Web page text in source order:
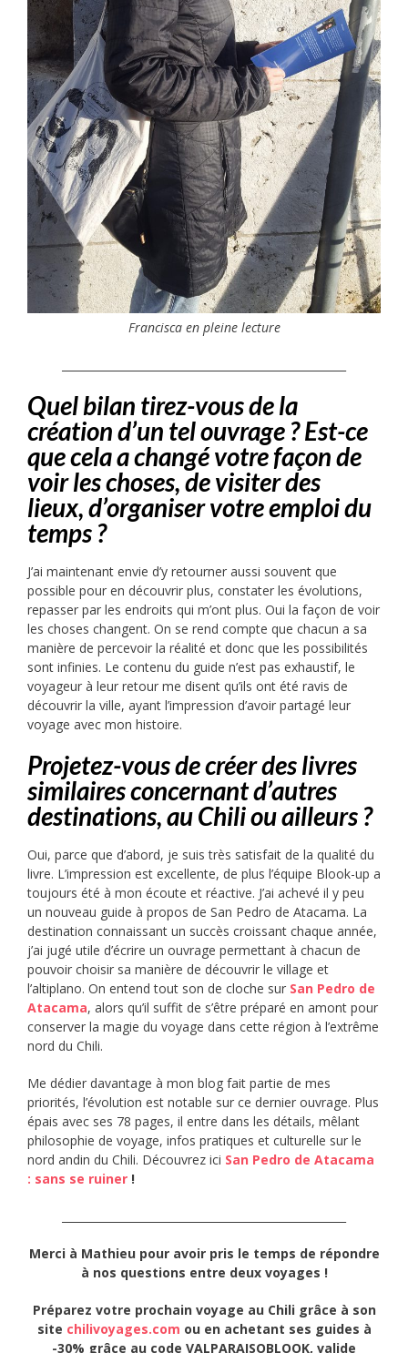
Francisca en pleine lecture
Quel bilan tirez-vous de la
création d’un tel ouvrage ? Est-ce
que cela a changé votre façon de
voir les choses, de visiter des
lieux, d’organiser votre emploi du
temps ?
J’ai maintenant envie d’y retourner aussi souvent que
possible pour en découvrir plus, constater les évolutions,
repasser par les endroits qui m’ont plus. Oui la façon de voir
les choses changent. On se rend compte que chacun a sa
manière de percevoir la réalité et donc que les possibilités
sont infinies. Le contenu du guide n’est pas exhaustif, le
voyageur à leur retour me disent qu’ils ont été ravis de
découvrir la ville, ayant l’impression d’avoir partagé leur
voyage avec mon histoire.
Projetez-vous de créer des livres
similaires concernant d’autres
destinations, au Chili ou ailleurs ?
Oui, parce que d’abord, je suis très satisfait de la qualité du
livre. L’impression est excellente, de plus l’équipe Blook-up a
toujours été à mon écoute et réactive. J’ai achevé il y peu
un nouveau guide à propos de San Pedro de Atacama. La
destination connaissant un succès croissant chaque année,
j’ai jugé utile d’écrire un ouvrage permettant à chacun de
pouvoir choisir sa manière de découvrir le village et
l’altiplano. On entend tout son de cloche sur San Pedro de
Atacama, alors qu’il suffit de s’être préparé en amont pour
conserver la magie du voyage dans cette région à l’extrême
nord du Chili.
Me dédier davantage à mon blog fait partie de mes
priorités, l’évolution est notable sur ce dernier ouvrage. Plus
épais avec ses 78 pages, il entre dans les détails, mêlant
philosophie de voyage, infos pratiques et culturelle sur le
nord andin du Chili. Découvrez ici San Pedro de Atacama
: sans se ruiner !
Merci à Mathieu pour avoir pris le temps de répondre
à nos questions entre deux voyages !
Préparez votre prochain voyage au Chili grâce à son
site chilivoyages.com ou en achetant ses guides à
-30% grâce au code VALPARAISOBLOOK, valide